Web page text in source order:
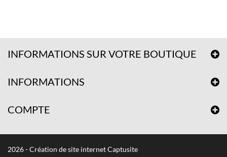
INFORMATIONS SUR VOTRE BOUTIQUE
INFORMATIONS
COMPTE
2026 - Création de site internet Captusite